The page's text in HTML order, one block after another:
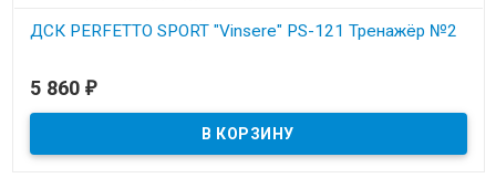
ДСК PERFETTO SPORT "Vinsere" PS-121 Тренажёр №2
5 860 ₽